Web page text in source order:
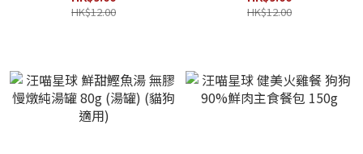
HK$12.00 HK$12.00